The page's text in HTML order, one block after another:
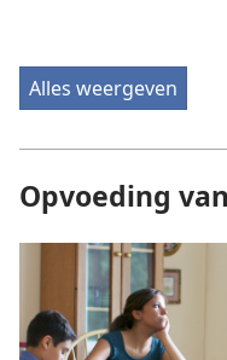
Alles weergeven
Opvoeding